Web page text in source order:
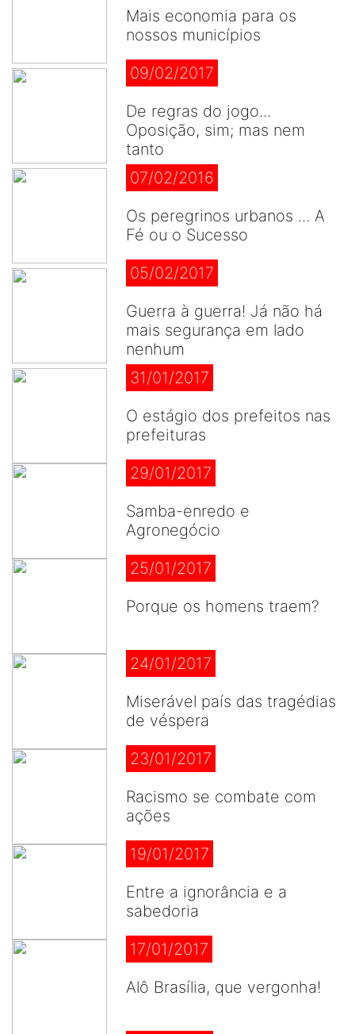
Mais economia para os
nossos municípios
09/02/2017
De regras do jogo...
Oposição, sim; mas nem
tanto
07/02/2016
Os peregrinos urbanos ... A
Fé ou o Sucesso
05/02/2017
Guerra à guerra! Já não há
mais segurança em lado
nenhum
31/01/2017
O estágio dos prefeitos nas
prefeituras
29/01/2017
Samba-enredo e
Agronegócio
25/01/2017
Porque os homens traem?
24/01/2017
Miserável país das tragédias
de véspera
23/01/2017
Racismo se combate com
ações
19/01/2017
Entre a ignorância e a
sabedoria
17/01/2017
Alô Brasília, que vergonha!